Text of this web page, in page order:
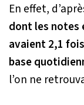
En effet,
dont les notes
avaient 2,1
base
l’on ne